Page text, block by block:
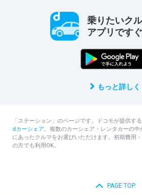
乗りたいク
アプリです
もっと詳しく
「ステーション」のページです。ドコモが提供す
dカーシェア。複数のカーシェア・レンタカーの
にあったクルマをお選びいただけます。初期費用
の方でも利用OK。
PAGE TOP